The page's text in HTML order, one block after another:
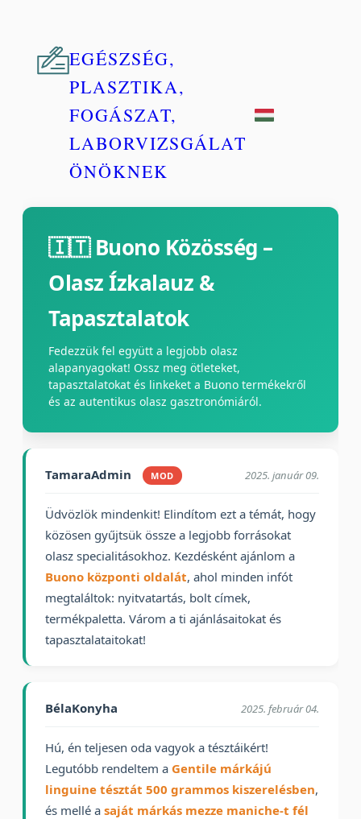
EGÉSZSÉG,
PLASZTIKA,
FOGÁSZAT,
LABORVIZSGÁLAT
ÖNÖKNEK
🇮🇹 Buono Közösség –
Olasz Ízkalauz &
Tapasztalatok
Fedezzük fel együtt a legjobb olasz
alapanyagokat! Ossz meg ötleteket,
tapasztalatokat és linkeket a Buono termékekről
és az autentikus olasz gasztronómiáról.
TamaraAdmin MOD 2025. január 09.
Üdvözlök mindenkit! Elindítom ezt a témát, hogy
közösen gyűjtsük össze a legjobb forrásokat
olasz specialitásokhoz. Kezdésként ajánlom a
Buono központi oldalát, ahol minden infót
megtaláltok: nyitvatartás, bolt címek,
termékpaletta. Várom a ti ajánlásaitokat és
tapasztalataitokat!
BélaKonyha 2025. február 04.
Hú, én teljesen oda vagyok a tésztáikért!
Legutóbb rendeltem a Gentile márkájú
linguine tésztát 500 grammos kiszerelésben,
és mellé a saját márkás mezze maniche-t fél